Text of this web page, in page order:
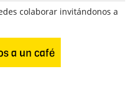
colaborar invitándonos a